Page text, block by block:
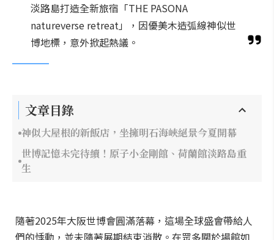
淡路島打造全新旅宿「THE PASONA
natureverse retreat」，因優美木造弧線神似世
博地標，意外掀起熱議。
文章目錄
神似大屋根的新飯店，坐擁明石海峽絕景今夏開幕
世博記憶未完待續！原子小金剛館、荷蘭館淡路島重
生
隨著2025年大阪世博會圓滿落幕，這場全球盛會帶給人
們的悸動，並未隨著展期結束消散。在眾多關於場館如